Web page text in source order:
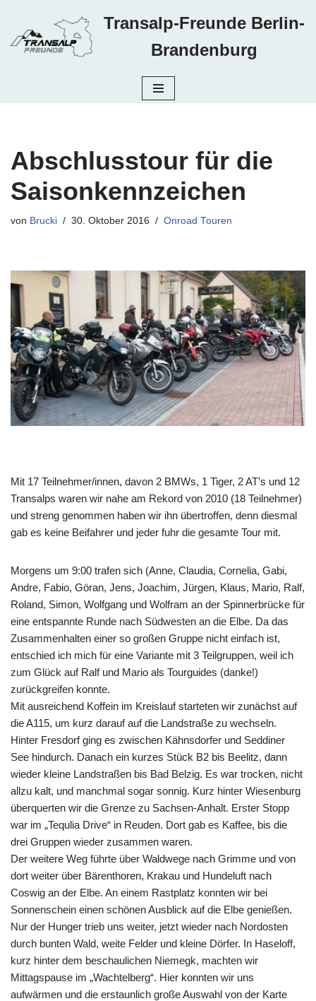
Zum
Inhalt
Transalp-Freunde Berlin-
Brandenburg
Abschlusstour für die
Saisonkennzeichen
von Brucki 30. Oktober 2016 Onroad Touren
Mit 17 Teilnehmer/innen, davon 2 BMWs, 1 Tiger, 2 AT’s und 12
Transalps waren wir nahe am Rekord von 2010 (18 Teilnehmer)
und streng genommen haben wir ihn übertroffen, denn diesmal
gab es keine Beifahrer und jeder fuhr die gesamte Tour mit.
Morgens um 9:00 trafen sich (Anne, Claudia, Cornelia, Gabi,
Andre, Fabio, Göran, Jens, Joachim, Jürgen, Klaus, Mario, Ralf,
Roland, Simon, Wolfgang und Wolfram an der Spinnerbrücke für
eine entspannte Runde nach Südwesten an die Elbe. Da das
Zusammenhalten einer so großen Gruppe nicht einfach ist,
entschied ich mich für eine Variante mit 3 Teilgruppen, weil ich
zum Glück auf Ralf und Mario als Tourguides (danke!)
zurückgreifen konnte.
Mit ausreichend Koffein im Kreislauf starteten wir zunächst auf
die A115, um kurz darauf auf die Landstraße zu wechseln.
Hinter Fresdorf ging es zwischen Kähnsdorfer und Seddiner
See hindurch. Danach ein kurzes Stück B2 bis Beelitz, dann
wieder kleine Landstraßen bis Bad Belzig. Es war trocken, nicht
allzu kalt, und manchmal sogar sonnig. Kurz hinter Wiesenburg
überquerten wir die Grenze zu Sachsen-Anhalt. Erster Stopp
war im „Tequlia Drive“ in Reuden. Dort gab es Kaffee, bis die
drei Gruppen wieder zusammen waren.
Der weitere Weg führte über Waldwege nach Grimme und von
dort weiter über Bärenthoren, Krakau und Hundeluft nach
Coswig an der Elbe. An einem Rastplatz konnten wir bei
Sonnenschein einen schönen Ausblick auf die Elbe genießen.
Nur der Hunger trieb uns weiter, jetzt wieder nach Nordosten
durch bunten Wald, weite Felder und kleine Dörfer. In Haseloff,
kurz hinter dem beschaulichen Niemegk, machten wir
Mittagspause im „Wachtelberg“. Hier konnten wir uns
aufwärmen und die erstaunlich große Auswahl von der Karte